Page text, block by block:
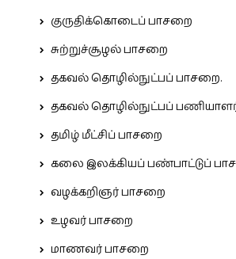
குருதிக்கொடைப் பாசறை
சுற்றுச்சூழல் பாசறை
தகவல் தொழில்நுட்பப் பாசறை.
தகவல் தொழில்நுட்பப்
தமிழ் மீட்சிப் பாசறை
கலை இலக்கியப் பண்பாட்டுப்
வழக்கறிஞர் பாசறை
உழவர் பாசறை
மாணவர் பாசறை